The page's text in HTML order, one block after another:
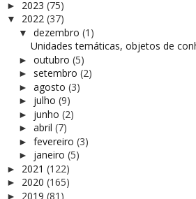
► 2023 (75)
▼ 2022 (37)
▼ dezembro (1)
Unidades temáticas, objetos de
► outubro (5)
► setembro (2)
► agosto (3)
► julho (9)
► junho (2)
► abril (7)
► fevereiro (3)
► janeiro (5)
► 2021 (122)
► 2020 (165)
► 2019 (81)